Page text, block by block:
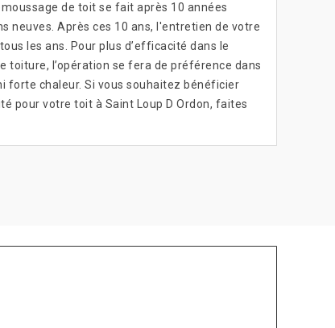
de toit se fait après 10 années
neuves. Après ces 10 ans, l'entretien de votre
les ans. Pour plus d’efficacité dans le
l’opération se fera de préférence dans
forte chaleur. Si vous souhaitez bénéficier
pour votre toit à Saint Loup D Ordon, faites